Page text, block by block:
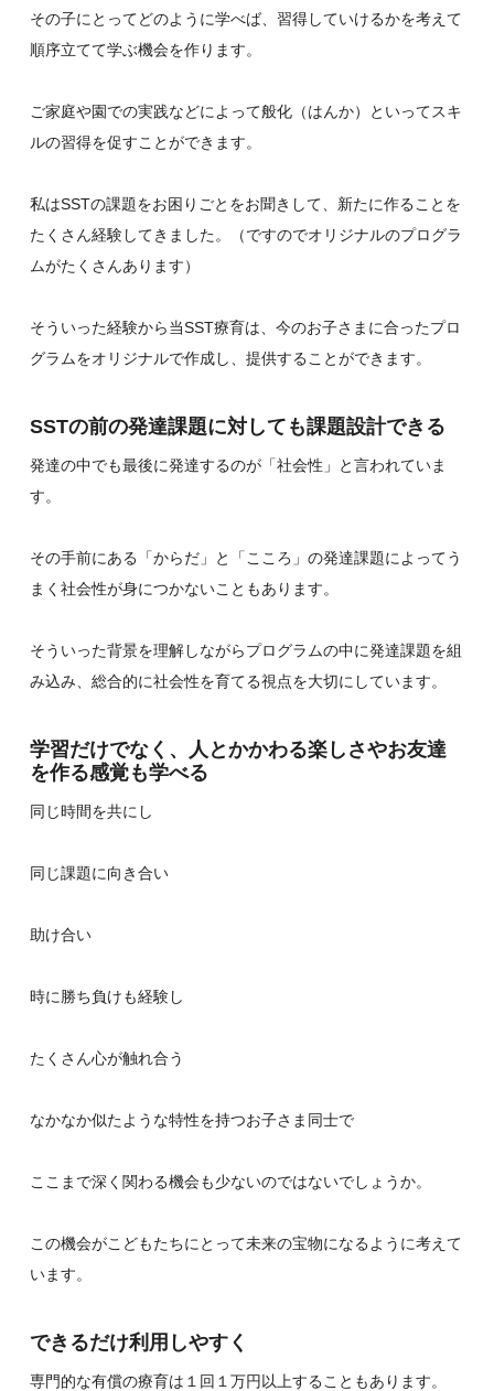
その子にとってどのように学べば、習得していけるかを考えて
順序立てて学ぶ機会を作ります。
ご家庭や園での実践などによって般化（はんか）といってスキ
ルの習得を促すことができます。
私はSSTの課題をお困りごとをお聞きして、新たに作ることを
たくさん経験してきました。（ですのでオリジナルのプログラ
ムがたくさんあります）
そういった経験から当SST療育は、今のお子さまに合ったプロ
グラムをオリジナルで作成し、提供することができます。
SSTの前の発達課題に対しても課題設計できる
発達の中でも最後に発達するのが「社会性」と言われていま
す。
その手前にある「からだ」と「こころ」の発達課題によってう
まく社会性が身につかないこともあります。
そういった背景を理解しながらプログラムの中に発達課題を組
み込み、総合的に社会性を育てる視点を大切にしています。
学習だけでなく、人とかかわる楽しさやお友達
を作る感覚も学べる
同じ時間を共にし
同じ課題に向き合い
助け合い
時に勝ち負けも経験し
たくさん心が触れ合う
なかなか似たような特性を持つお子さま同士で
ここまで深く関わる機会も少ないのではないでしょうか。
この機会がこどもたちにとって未来の宝物になるように考えて
います。
できるだけ利用しやすく
専門的な有償の療育は１回１万円以上することもあります。